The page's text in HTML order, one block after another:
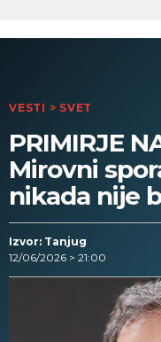
VESTI > SVET
PRIMIRJE
Mirovni
nikada nije
Izvor: Tanjug
12/06/2026 > 21:00